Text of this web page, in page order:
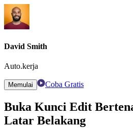
David Smith
Auto.kerja
Memulai Coba Gratis
Buka Kunci Edit
Latar Belakang